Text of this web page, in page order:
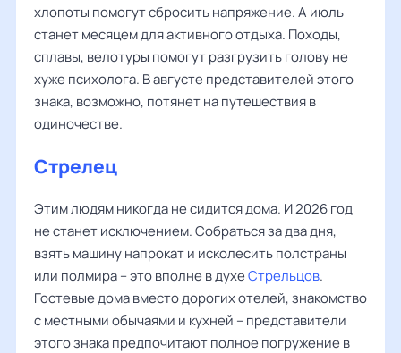
хлопоты помогут сбросить напряжение. А июль
станет месяцем для активного отдыха. Походы,
сплавы, велотуры помогут разгрузить голову не
хуже психолога. В августе представителей этого
знака, возможно, потянет на путешествия в
одиночестве.
Стрелец
Этим людям никогда не сидится дома. И 2026 год
не станет исключением. Собраться за два дня,
взять машину напрокат и исколесить полстраны
или полмира – это вполне в духеСтрельцов.
Гостевые дома вместо дорогих отелей, знакомство
с местными обычаями и кухней – представители
этого знака предпочитают полное погружение в